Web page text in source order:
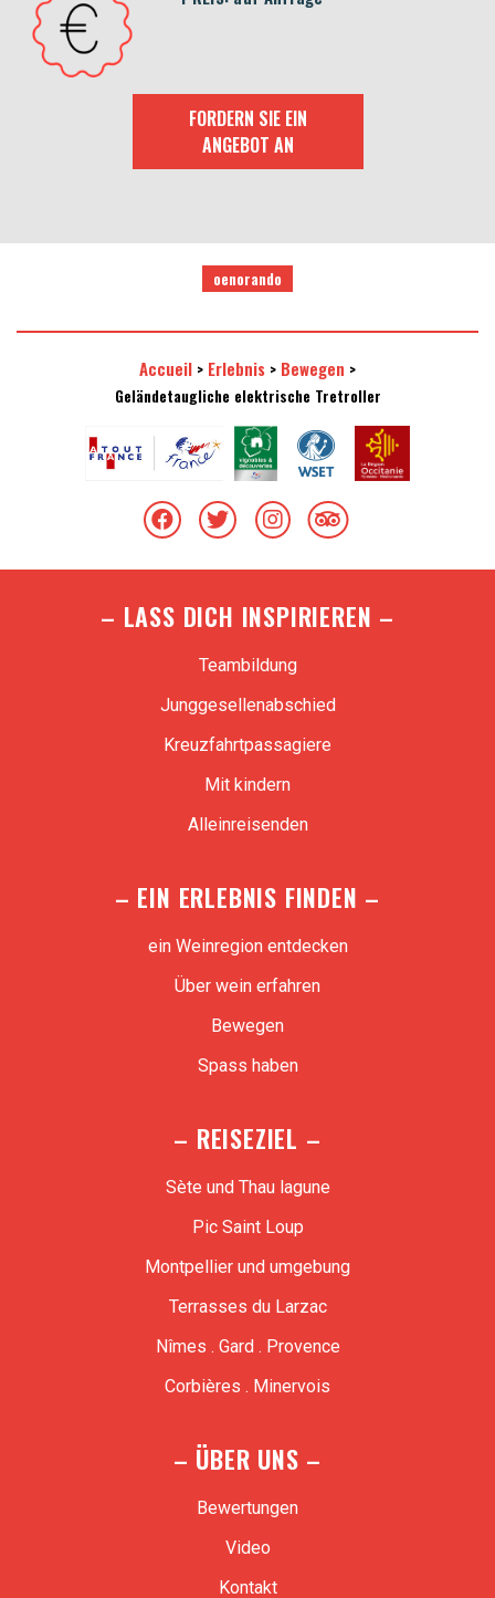
FORDERN SIE EIN
ANGEBOT AN
oenorando
Accueil > Erlebnis > Bewegen >
Geländetaugliche elektrische Tretroller
– LASS DICH INSPIRIEREN –
Teambildung
Junggesellenabschied
Kreuzfahrtpassagiere
Mit kindern
Alleinreisenden
– EIN ERLEBNIS FINDEN –
ein Weinregion entdecken
Über wein erfahren
Bewegen
Spass haben
– REISEZIEL –
Sète und Thau lagune
Pic Saint Loup
Montpellier und umgebung
Terrasses du Larzac
Nîmes . Gard . Provence
Corbières . Minervois
– ÜBER UNS –
Bewertungen
Video
Kontakt